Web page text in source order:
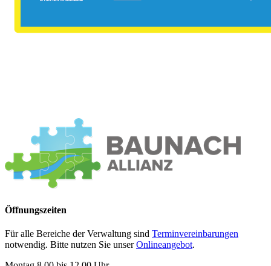
Öffnungszeiten
Für alle Bereiche der Verwaltung sind Terminvereinbarungen
notwendig. Bitte nutzen Sie unserOnlineangebot.